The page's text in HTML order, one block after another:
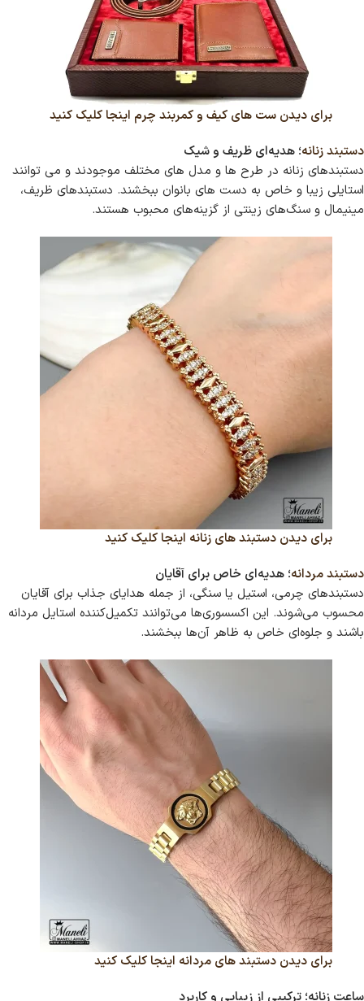
برای دیدن ست های کیف و کمربند چرم اینجا کلیک کنید
دستبند زنانه؛ هدیه‌ای ظریف و شیک
دستبندهای زنانه در طرح ها و مدل های مختلف موجودند و می توانند
استایلی زیبا و خاص به دست های بانوان ببخشند. دستبندهای ظریف،
مینیمال و سنگ‌های زینتی از گزینه‌های محبوب هستند.
برای دیدن دستبند های زنانه اینجا کلیک کنید
دستبند مردانه؛ هدیه‌ای خاص برای آقایان
دستبندهای چرمی، استیل یا سنگی، از جمله هدایای جذاب برای آقایان
محسوب می‌شوند. این اکسسوری‌ها می‌توانند تکمیل‌کننده استایل مردانه
باشند و جلوه‌ای خاص به ظاهر آن‌ها ببخشند.
برای دیدن دستبند های مردانه اینجا کلیک کنید